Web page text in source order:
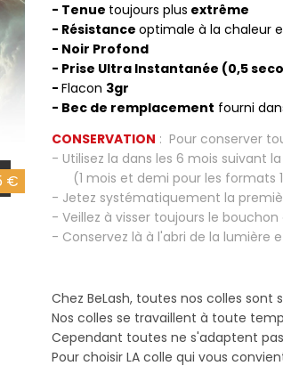
€
- Tenue toujours plus extrême
- Résistanceoptimale à la chaleur
- Noir Profond
- Prise Ultra Instantanée (0,5
-Flacon 3gr
- Bec de remplacement fourni
CONSERVATION : Pour conserver
- Utilisez la dans les 6 mois suivant
(1 mois et demi pour les formats
- Jetez systématiquement la
- Veillez à visser toujours le
- Conservez là à l'abri de la lumière
Chez BeLash, toutes nos colles sont
Nos colles se travaillent à toute
Cependant toutes ne s'adaptent
Pour choisir LA colle qui vous